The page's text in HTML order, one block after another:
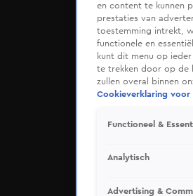
en content te kunnen
prestaties van
toestemming intrekt,
functionele en
kunt dit menu op
te trekken door op de
zullen overal binnen
Cookieverklaring voor
Functioneel &
Analytisch
Advertising &